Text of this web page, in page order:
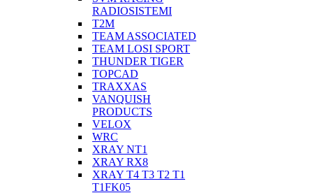
RADIOSISTEMI
T2M
TEAM ASSOCIATED
TEAM LOSI SPORT
THUNDER TIGER
TOPCAD
TRAXXAS
VANQUISH
PRODUCTS
VELOX
WRC
XRAY NT1
XRAY RX8
XRAY T4 T3 T2 T1
T1FK05